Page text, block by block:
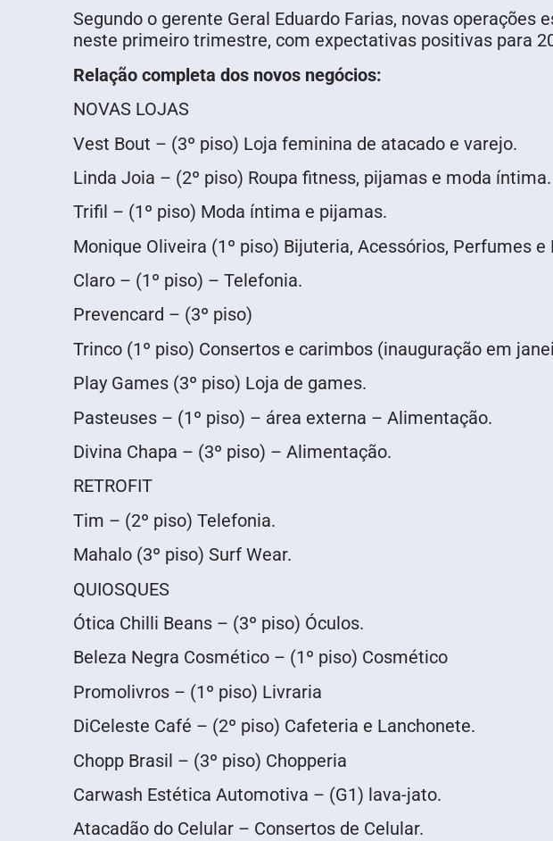
Segundo o gerente Geral Eduardo Farias, novas
neste primeiro trimestre, com expectativas positivas para
Relação completa dos novos negócios:
NOVAS LOJAS
Vest Bout – (3º piso) Loja feminina de atacado e varejo.
Linda Joia – (2º piso) Roupa fitness, pijamas e moda íntima.
Trifil – (1º piso) Moda íntima e pijamas.
Monique Oliveira (1º piso) Bijuteria, Acessórios, Perfumes e
Claro – (1º piso) – Telefonia.
Prevencard – (3º piso)
Trinco (1º piso) Consertos e carimbos (inauguração em
Play Games (3º piso) Loja de games.
Pasteuses – (1º piso) – área externa – Alimentação.
Divina Chapa – (3º piso) – Alimentação.
RETROFIT
Tim – (2º piso) Telefonia.
Mahalo (3º piso) Surf Wear.
QUIOSQUES
Ótica Chilli Beans – (3º piso) Óculos.
Beleza Negra Cosmético – (1º piso) Cosmético
Promolivros – (1º piso) Livraria
DiCeleste Café – (2º piso) Cafeteria e Lanchonete.
Chopp Brasil – (3º piso) Chopperia
Carwash Estética Automotiva – (G1) lava-jato.
Atacadão do Celular – Consertos de Celular.